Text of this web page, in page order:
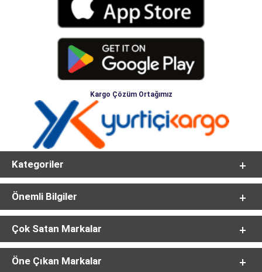
Kargo Çözüm Ortağımız
Kategoriler
Önemli Bilgiler
Çok Satan Markalar
Öne Çıkan Markalar